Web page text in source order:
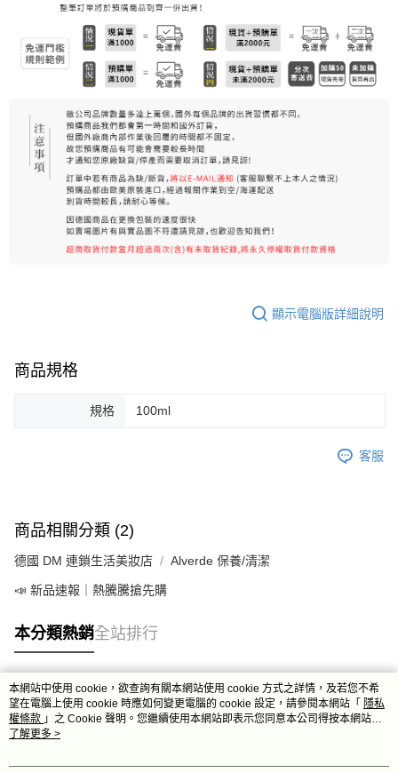
顯示電腦版詳細說明
商品規格
規格 100ml
客服
商品相關分類 (2)
德國 DM 連鎖生活美妝店 Alverde 保養/清潔
📣 新品速報｜熱騰騰搶先購
本分類熱銷全站排行
熱門標籤
本網站中使用 cookie，欲查詢有關本網站使用 cookie 方式之詳情，及若您不希
望在電腦上使用 cookie 時應如何變更電腦的 cookie 設定，請參閱本網站「 隱私
權條款 」之 Cookie 聲明。您繼續使用本網站即表示您同意本公司得按本網站使
用條款之 Cookie 聲明使用 cookie。
了解更多 >